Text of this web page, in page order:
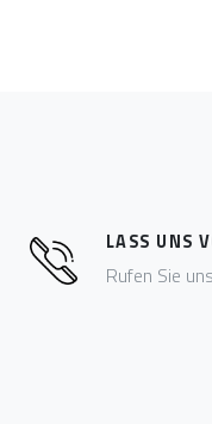
LASS UNS
Rufen Sie